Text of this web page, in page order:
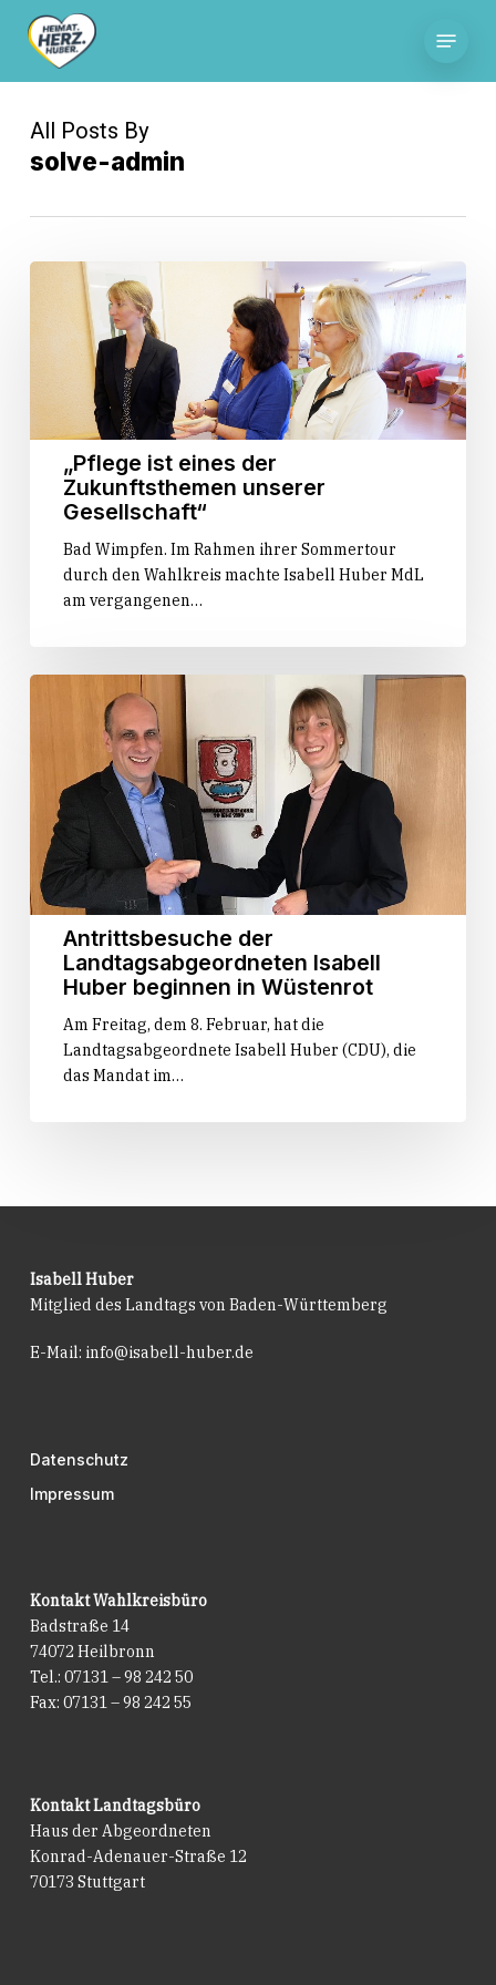
content
All Posts By
solve-admin
„Pflege
Zukunftsthemen
Gesellschaft“
„Pflege ist eines der
Zukunftsthemen unserer
Gesellschaft“
Bad Wimpfen. Im Rahmen ihrer Sommertour
durch den Wahlkreis machte Isabell Huber MdL
am vergangenen…
Antrittsbesuche
Landtagsabgeordneten
Huber
beginnen
Wüstenrot
Antrittsbesuche der
Landtagsabgeordneten Isabell
Huber beginnen in Wüstenrot
Am Freitag, dem 8. Februar, hat die
Landtagsabgeordnete Isabell Huber (CDU), die
das Mandat im…
Isabell Huber
Mitglied des Landtags von Baden-Württemberg
E-Mail: info@isabell-huber.de
Datenschutz
Impressum
Kontakt Wahlkreisbüro
Badstraße 14
74072 Heilbronn
Tel.: 07131 – 98 242 50
Fax: 07131 – 98 242 55
Kontakt Landtagsbüro
Haus der Abgeordneten
Konrad-Adenauer-Straße 12
70173 Stuttgart